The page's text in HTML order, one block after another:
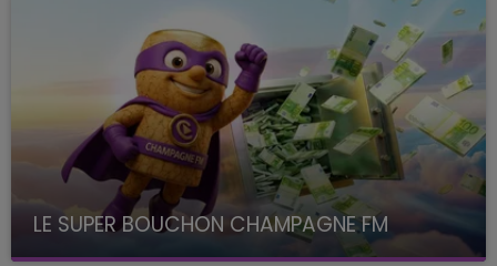
LE SUPER BOUCHON CHAMPAGNE FM
avec La Famille Champagne FM, à 8H10